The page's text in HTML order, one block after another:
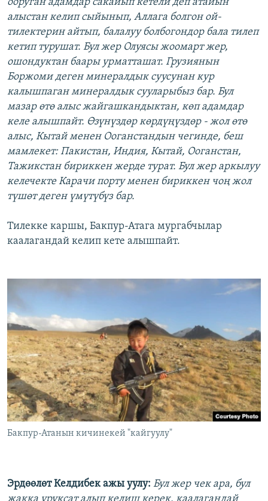
алыстан келип сыйынып, Аллага болгон ой-
тилектерин айтып, балалуу болбогондор бала тилеп
кетип турушат. Бул жер Олуясы жоомарт жер,
ошондуктан баары урматташат. Грузиянын
Боржоми деген минералдык суусунан кур
калышпаган минералдык сууларыбыз бар. Бул
мазар өтө алыс жайгашкандыктан, көп адамдар
келе алышпайт. Өзүнүздөр көрдүңүздөр - жол өтө
алыс, Кытай менен Ооганстандын чегинде, беш
мамлекет: Пакистан, Индия, Кытай, Ооганстан,
Тажикстан бириккен жерде турат. Бул жер аркылуу
келечекте Карачи порту менен бириккен чоң жол
түшөт деген үмүтүбүз бар.
​Тилекке каршы, Бакпур-Атага мургабчылар
каалагандай келип кете алышпайт.
Бакпур-Атанын кичинекей "кайгуулу"
Эрдөөлөт Келдибек ажы уулу: Бул жер чек ара, бул
жакка уруксат алып келиш керек, каалагандай